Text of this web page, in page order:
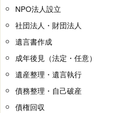
NPO法人設立
社団法人・財団法人
遺言書作成
成年後見（法定・任意）
遺産整理・遺言執行
債務整理・自己破産
債権回収